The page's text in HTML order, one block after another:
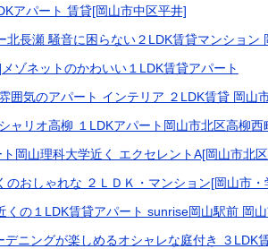
アパート 賃貸[岡山市中区平井]
北長瀬 騒音に困らない２LDK賃貸マンション
ゾネットのかわいい１LDK賃貸アパート
囲気のアパート インテリア ２LDK賃貸 岡山
ャリオ高柳 １LDKアパート岡山市北区高柳西
岡山理科大学近く エクセレントA[岡山市北
のおしゃれな ２ＬＤＫ・マンション[岡山市・
くの１LDK賃貸アパート sunrise岡山駅前 岡
デニングが楽しめるオシャレな庭付き ３LDK